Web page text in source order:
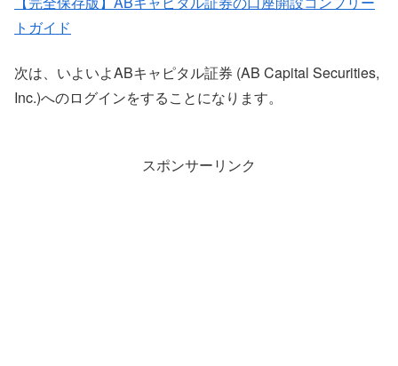
トガイド
次は、いよいよABキャピタル証券 (AB Capital Securities,
Inc.)へのログインをすることになります。
スポンサーリンク